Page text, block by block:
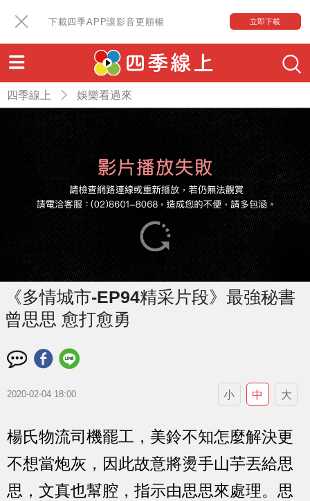
下載四季APP讓影音更順暢 立即下載
四季線上 娛樂看過來
《多情城市-EP94精采片段》最強秘書
曾思思 愈打愈勇
2020-02-04 18:00 小 中 大
楊氏物流司機罷工，美鈴不知怎麼解決更
不想當炮灰，因此故意將燙手山芋丟給思
思，文真也幫腔，指示由思思來處理。思